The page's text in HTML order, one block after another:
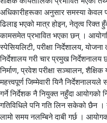
अधिकारीहरूका अनुसार समस्या केवल
ढिलाइ भएको मात्र होइन, नेतृत्व रिक्त
कामसमेत प्रभावित भएका छन् ।
स्पेसियलिटी, परीक्षा निर्देशालय,
निर्देशालय गरी चार प्रमुख निर्देशनालय
निर्माण, प्रवेश परीक्षा सञ्चालन,
महत्त्वपूर्ण जिम्मेवारी यिनै
गर्ने निर्देशक नै नियुक्त नहुँदा आयोगको
गतिविधिले पनि गति लिन सकेको छैन ।
लामो समय नलम्बिने दाबी गर्छ ।